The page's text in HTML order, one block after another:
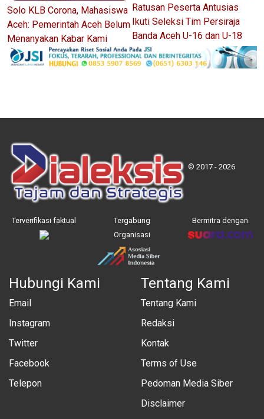
Solo KLB Corona, Mahasiswa
Aceh: Pemerintah Aceh Belum
Menanyakan Kabar Kami
Ratusan Peserta Antusias
Ikuti Seleksi Tim Persiraja
Banda Aceh U-16 dan U-18
© 2017 - 2026
Terverifikasi faktual
Tergabung
Organisasi
Bermitra dengan
Hubungi Kami
Email
Instagram
Twitter
Facebook
Telepon
Tentang Kami
Tentang Kami
Redaksi
Kontak
Terms of Use
Pedoman Media Siber
Disclaimer